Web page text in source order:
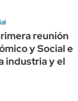
reunión
y Social e
industria y el